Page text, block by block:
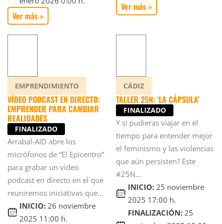
Ver más »
Ver más »
EMPRENDIMIENTO
VÍDEO PODCAST EN DIRECTO:
EMPRENDER PARA CAMBIAR
REALIDADES
FINALIZADO
Arrabal-AID abre los
micrófonos de “El Epicentro”
para grabar un vídeo
podcast en directo en el que
reuniremos iniciativas que...
INICIO: 26 noviembre
2025 11:00 h.
CÁDIZ
TALLER 25N: ‘LA CÁPSULA’
FINALIZADO
Y si pudieras viajar en el
tiempo para entender mejor
el feminismo y las violencias
que aún persisten? Este
#25N...
INICIO: 25 noviembre
2025 17:00 h.
FINALIZACIÓN: 25